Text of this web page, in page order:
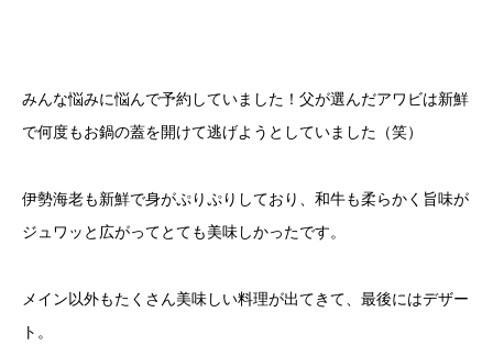
みんな悩みに悩んで予約していました！父が選んだアワビは新鮮
で何度もお鍋の蓋を開けて逃げようとしていました（笑）
伊勢海老も新鮮で身がぷりぷりしており、和牛も柔らかく旨味が
ジュワッと広がってとても美味しかったです。
メイン以外もたくさん美味しい料理が出てきて、最後にはデザー
ト。